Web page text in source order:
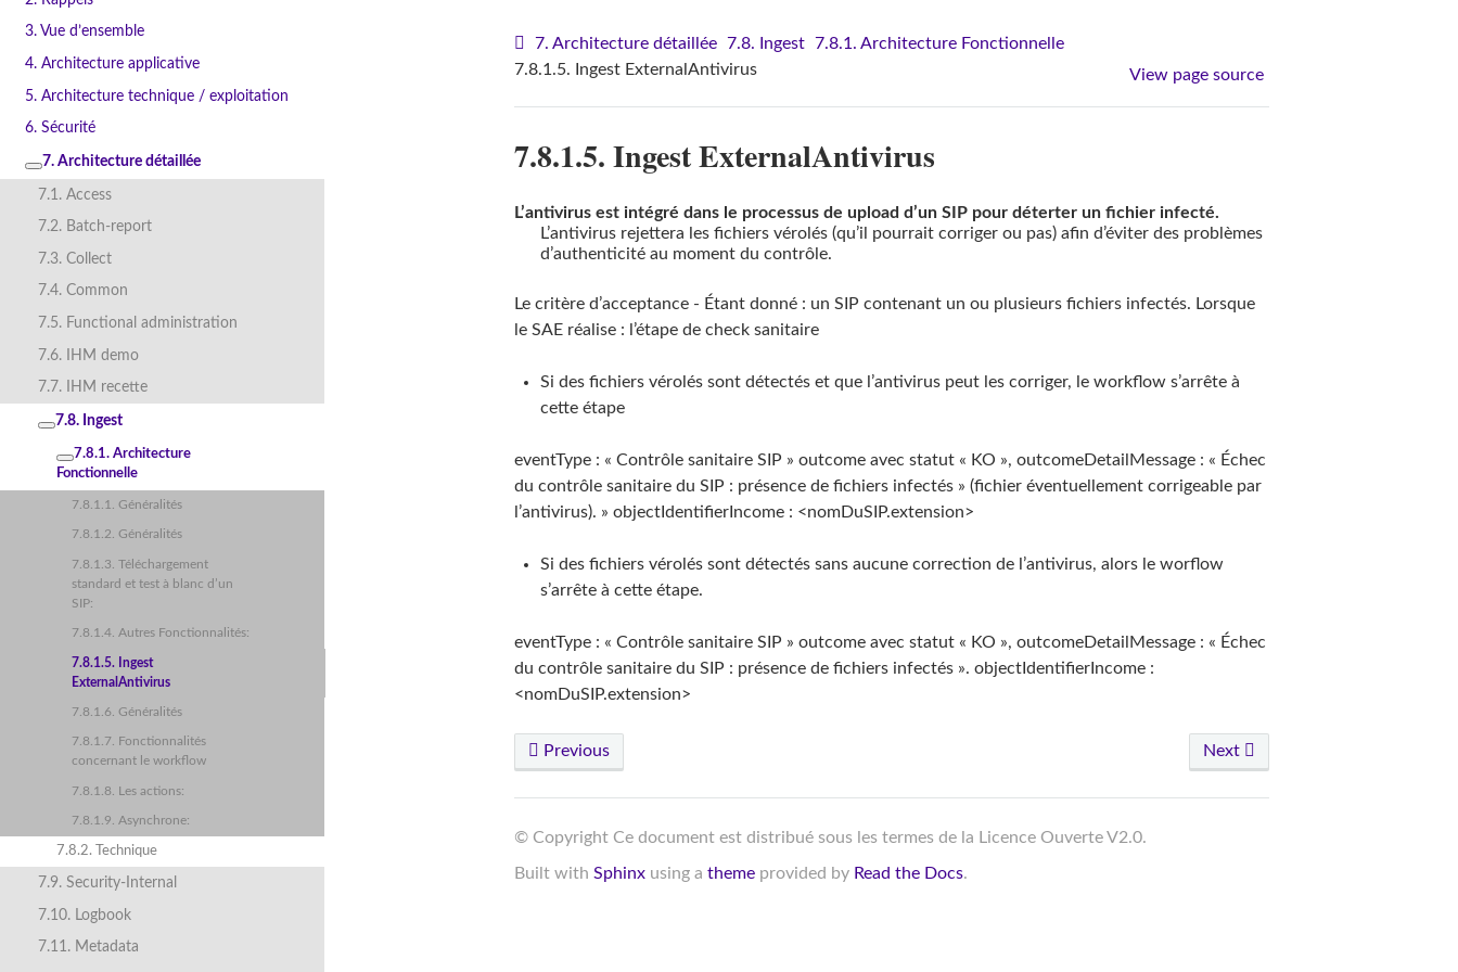
3. Vue d’ensemble
4. Architecture applicative
5. Architecture technique / exploitation
6. Sécurité
7. Architecture détaillée
7.1. Access
7.2. Batch-report
7.3. Collect
7.4. Common
7.5. Functional administration
7.6. IHM demo
7.7. IHM recette
7.8. Ingest
7.8.1. Architecture
Fonctionnelle
7.8.1.1. Généralités
7.8.1.2. Généralités
7.8.1.3. Téléchargement
standard et test à blanc d’un
SIP:
7.8.1.4. Autres Fonctionnalités:
7.8.1.5. Ingest
ExternalAntivirus
7.8.1.6. Généralités
7.8.1.7. Fonctionnalités
concernant le workflow
7.8.1.8. Les actions:
7.8.1.9. Asynchrone:
7.8.2. Technique
7.9. Security-Internal
7.10. Logbook
7.11. Metadata
7. Architecture détaillée 7.8. Ingest 7.8.1. Architecture Fonctionnelle
7.8.1.5. Ingest ExternalAntivirus
View page source
7.8.1.5. Ingest ExternalAntivirus
L’antivirus est intégré dans le processus de upload d’un SIP pour déterter un fichier infecté.
L’antivirus rejettera les fichiers vérolés (qu’il pourrait corriger ou pas) afin d’éviter des problèmes
d’authenticité au moment du contrôle.
Le critère d’acceptance - Étant donné : un SIP contenant un ou plusieurs fichiers infectés. Lorsque
le SAE réalise : l’étape de check sanitaire
Si des fichiers vérolés sont détectés et que l’antivirus peut les corriger, le workflow s’arrête à
cette étape
eventType : « Contrôle sanitaire SIP » outcome avec statut « KO », outcomeDetailMessage : « Échec
du contrôle sanitaire du SIP : présence de fichiers infectés » (fichier éventuellement corrigeable par
l’antivirus). » objectIdentifierIncome : <nomDuSIP.extension>
Si des fichiers vérolés sont détectés sans aucune correction de l’antivirus, alors le worflow
s’arrête à cette étape.
eventType : « Contrôle sanitaire SIP » outcome avec statut « KO », outcomeDetailMessage : « Échec
du contrôle sanitaire du SIP : présence de fichiers infectés ». objectIdentifierIncome :
<nomDuSIP.extension>
Previous Next
© Copyright Ce document est distribué sous les termes de la Licence Ouverte V2.0.
Built with Sphinxusing a themeprovided by Read the Docs.